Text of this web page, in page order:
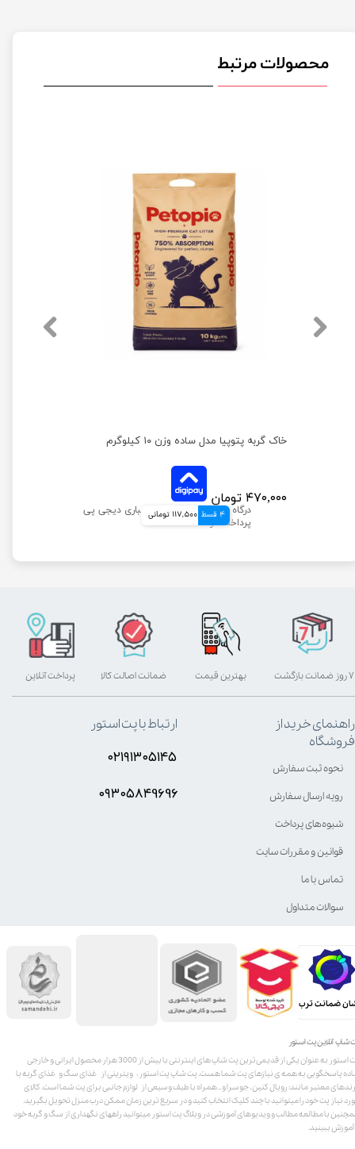
محصولات مرتبط
خاک گربه پتوپیا مدل ساده وزن ۱۰ کیلوگرم
۴۷۰,۰۰۰ تومان
4 قسط 117,500 تومانی
شاپ آنلاین پت استور
پت استور به عنوان یکی از قدیمی‌ترین پت شاپ های اینترنتی با بیش از 3000 هزار محصول ایرانی و خارجی
پاسخگویی به همه ی نیازهای پت شما هست. پت شاپ پت استور، ویترینی از غذای سگ و غذای گربه با
معتبر مانند: رویال کنین، جوسرا و .. همراه با طیف وسیعی از لوازم جانبی برای پت شما است. کالای
نیاز پت خود را میتوانید با چند کلیک انتخاب کنید و در سریع ترین زمان ممکن درب منزل تحویل بگیرید.
با مطالعه مطالب و ویدیوهای آموزشی در وبلاگ پت استور میتوانید راههای نگهداری از سگ و گربه خود
آموزش ببینید.
ضمانت ترب
بهترین قیمت پرداخت آنلاین ۷ روز ضمانت بازگشت ضمانت اصالت کالا
راهنمای خرید از
فروشگاه
نحوه ثبت سفارش
رویه ارسال سفارش
شیوه‌های پرداخت
قوانین و مقررات سایت
تماس با ما
سوالات متداول
ارتباط با پت استور
۰۲۱۹۱۳۰۵۱۴۵
۰۹۳۰۵8۴9696